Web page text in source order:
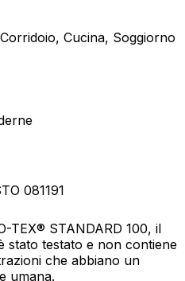
Cucina, Soggiorno
081191
TEX® STANDARD 100, il
stato testato e non contiene
che abbiano un
umana.